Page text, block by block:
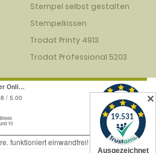
Stempel selbst gestalten
Stempelkissen
Trodat Printy 4913
Trodat Professional 5203
✕